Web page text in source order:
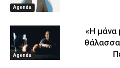
Agenda
Agenda
«Η μάνα